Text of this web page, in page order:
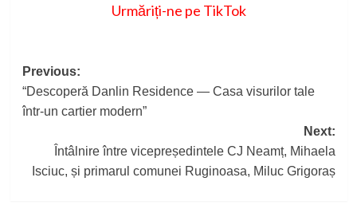
Urmăriți-ne pe TikTok
Post
navigation
Previous:
“Descoperă Danlin Residence — Casa visurilor tale
într-un cartier modern”
Next:
Întâlnire între vicepreședintele CJ Neamț, Mihaela
Isciuc, și primarul comunei Ruginoasa, Miluc Grigoraș